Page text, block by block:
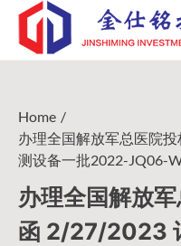
Skip
content
Home
办理全国解放军总医院
测设备一批2022-JQ06-
办理全国解放
函 2/27/2023